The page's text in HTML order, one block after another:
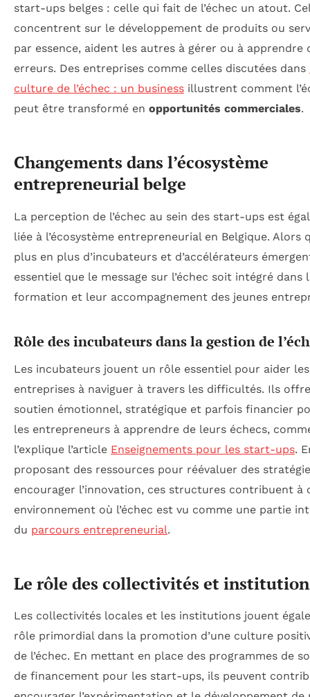
start-ups belges : celle qui fait de l’échec un atout.
concentrent sur le développement de produits ou
par essence, aident les autres à gérer ou à apprendre
erreurs. Des entreprises comme celles discutées dans
culture de l’échec : un business illustrent comment
peut être transformé en opportunités commerciales.
Changements dans l’écosystème
entrepreneurial belge
La perception de l’échec au sein des start-ups est
liée à l’écosystème entrepreneurial en Belgique. Alors
plus en plus d’incubateurs et d’accélérateurs
essentiel que le message sur l’échec soit intégré dans
formation et leur accompagnement des jeunes
Rôle des incubateurs dans la gestion de
Les incubateurs jouent un rôle essentiel pour aider
entreprises à naviguer à travers les difficultés. Ils
soutien émotionnel, stratégique et parfois financier
les entrepreneurs à apprendre de leurs échecs,
l’explique l’article Enseignements pour les start-ups.
proposant des ressources pour réévaluer des
encourager l’innovation, ces structures contribuent à
environnement où l’échec est vu comme une partie
du parcours entrepreneurial.
Le rôle des collectivités et
Les collectivités locales et les institutions jouent
rôle primordial dans la promotion d’une culture
de l’échec. En mettant en place des programmes de
de financement pour les start-ups, ils peuvent